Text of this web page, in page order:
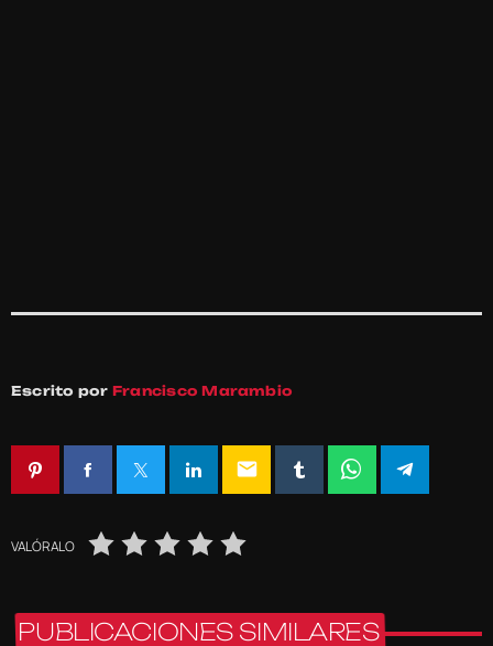
Escrito por Francisco Marambio
email
VALÓRALO
PUBLICACIONES SIMILARES